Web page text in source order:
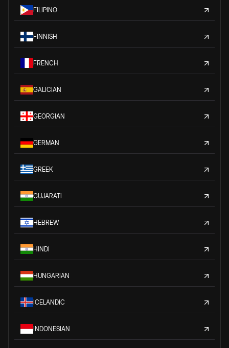
FILIPINO
FINNISH
FRENCH
GALICIAN
GEORGIAN
GERMAN
GREEK
GUJARATI
HEBREW
HINDI
HUNGARIAN
ICELANDIC
INDONESIAN